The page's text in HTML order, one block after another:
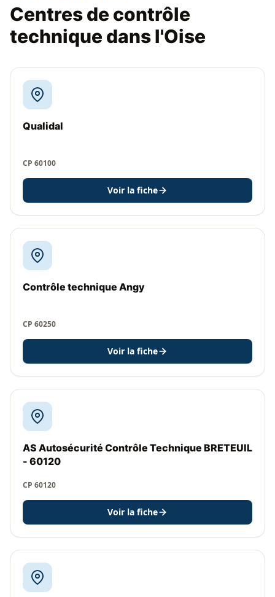
Centres de contrôle
technique dans l'Oise
Qualidal
CP 60100
Voir la fiche
Contrôle technique Angy
CP 60250
Voir la fiche
AS Autosécurité Contrôle Technique BRETEUIL
- 60120
CP 60120
Voir la fiche